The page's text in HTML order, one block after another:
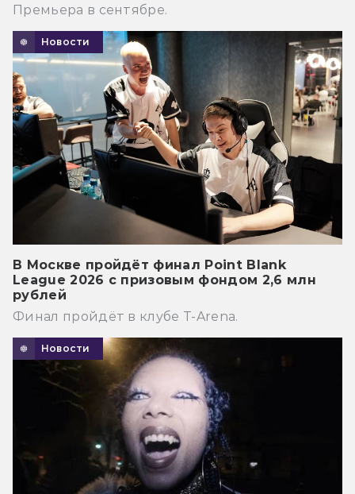
Премьера в сентябре.
Новости
В Москве пройдёт финал Point Blank
League 2026 с призовым фондом 2,6 млн
рублей
Финал пройдёт в клубе T-Arena.
Новости